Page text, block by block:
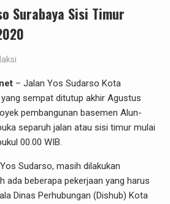
Surabaya Sisi Timur
– Jalan Yos Sudarso Kota
sempat ditutup akhir Agustus
pembangunan basemen Alun-
separuh jalan atau sisi timur mulai
00.00 WIB.
Sudarso, masih dilakukan
ada beberapa pekerjaan yang harus
Dinas Perhubungan (Dishub) Kota